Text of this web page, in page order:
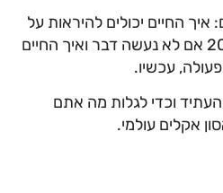
איך החיים יכולים להיראות על
פני כדור הארץ בשנת 2050 אם לא נעשה דבר ואיך החיים
עכשיו.
וכדי לגלות מה אתם
אקלים עולמי.